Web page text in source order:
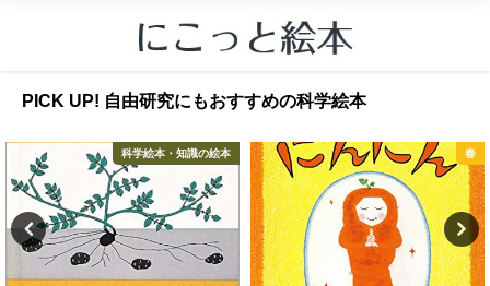
PICK UP! 自由研究にもおすすめの科学絵本
科学絵本・知識の絵本 春